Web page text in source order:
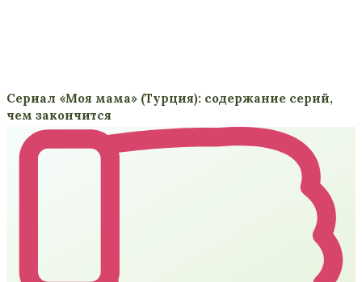
Сериал «Моя мама» (Турция): содержание серий,
чем закончится